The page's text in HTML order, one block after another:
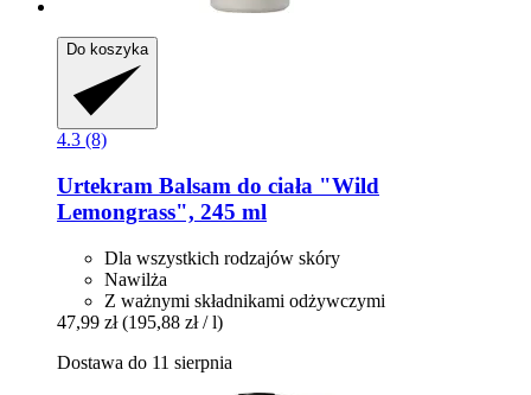
Do koszyka
4.3 (8)
Urtekram Balsam do ciała "Wild
Lemongrass", 245 ml
Dla wszystkich rodzajów skóry
Nawilża
Z ważnymi składnikami odżywczymi
47,99 zł (195,88 zł / l)
Dostawa do 11 sierpnia